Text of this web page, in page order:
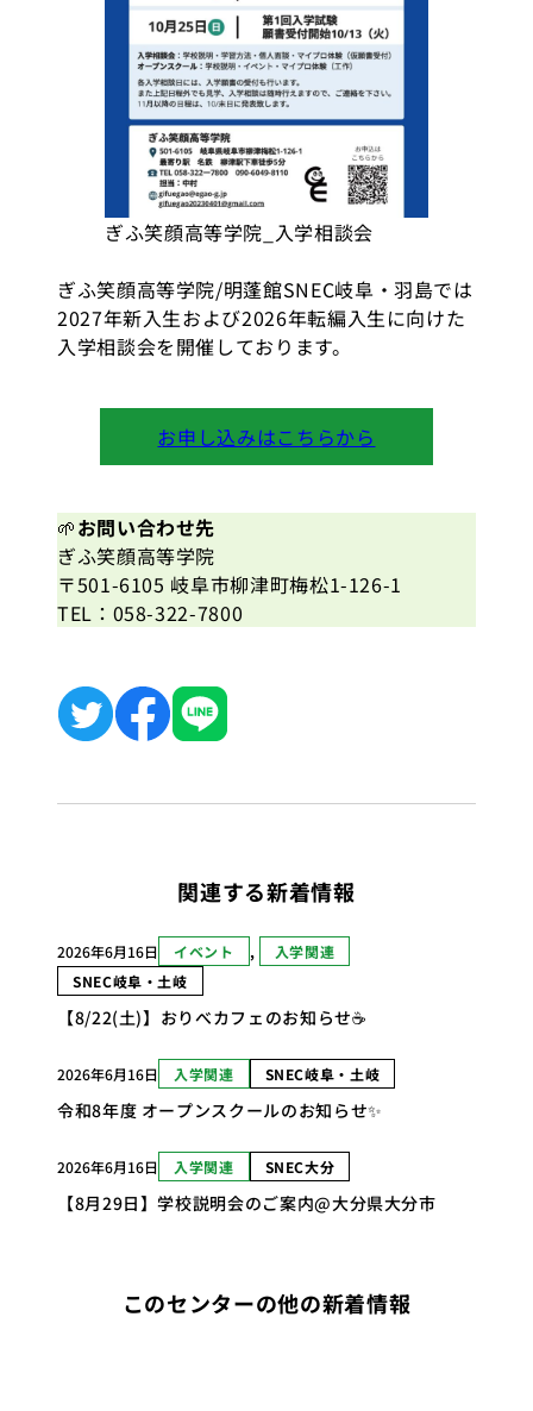
ぎふ笑顔高等学院_入学相談会
ぎふ笑顔高等学院/明蓬館SNEC岐阜・羽島では
2027年新入生および2026年転編入生に向けた
入学相談会を開催しております。
お申し込みはこちらから
🌱お問い合わせ先
ぎふ笑顔高等学院
〒501-6105 岐阜市柳津町梅松1-126-1
TEL：058-322-7800
関連する新着情報
2026年6月16日 イベント ,
入学関連
SNEC岐阜・土岐
【8/22(土)】おりべカフェのお知らせ☕
2026年6月16日 入学関連 SNEC岐阜・土岐
令和8年度 オープンスクールのお知らせ✨
2026年6月16日 入学関連 SNEC大分
【8月29日】学校説明会のご案内@大分県大分市
このセンターの他の新着情報